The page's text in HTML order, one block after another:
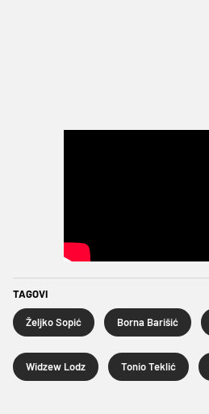
TAGOVI
Željko Sopić Borna Barišić
Widzew Lodz Tonio Teklić